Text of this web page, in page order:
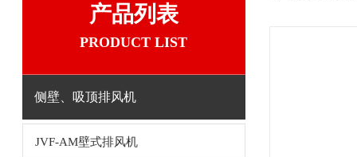
产品列表
PRODUCT LIST
侧壁、吸顶排风机
JVF-AM壁式排风机